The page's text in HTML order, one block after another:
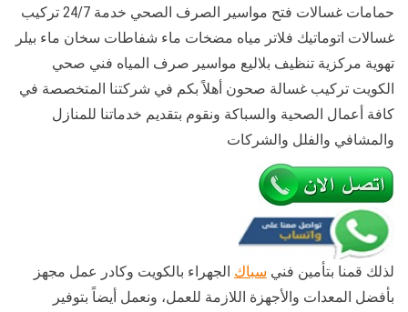
حمامات غسالات فتح مواسير الصرف الصحي خدمة 24/7 تركيب
غسالات اتوماتيك فلاتر مياه مضخات ماء شفاطات سخان ماء بيلر
تهوية مركزية تنظيف بلاليع مواسير صرف المياه فني صحي
الكويت تركيب غسالة صحون أهلاً بكم في شركتنا المتخصصة في
كافة أعمال الصحية والسباكة ونقوم بتقديم خدماتنا للمنازل
والمشافي والفلل والشركات
لذلك قمنا بتأمين فني سباك الجهراء بالكويت وكادر عمل مجهز
بأفضل المعدات والأجهزة اللازمة للعمل، ونعمل أيضاً بتوفير